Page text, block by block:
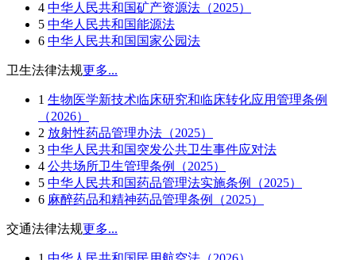
4 中华人民共和国矿产资源法（2025）
5 中华人民共和国能源法
6 中华人民共和国国家公园法
卫生法律法规更多...
1 生物医学新技术临床研究和临床转化应用管理条例
（2026）
2 放射性药品管理办法（2025）
3 中华人民共和国突发公共卫生事件应对法
4 公共场所卫生管理条例（2025）
5 中华人民共和国药品管理法实施条例（2025）
6 麻醉药品和精神药品管理条例（2025）
交通法律法规更多...